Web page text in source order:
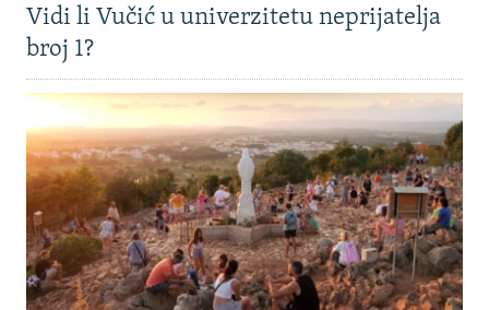
Vidi li Vučić u univerzitetu neprijatelja
broj 1?